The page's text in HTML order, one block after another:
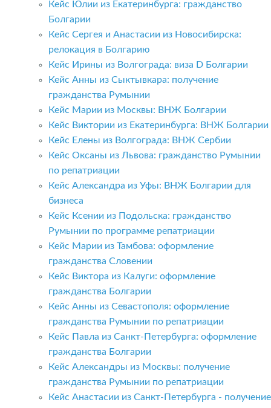
Кейс Юлии из Екатеринбурга: гражданство
Болгарии
Кейс Сергея и Анастасии из Новосибирска:
релокация в Болгарию
Кейс Ирины из Волгограда: виза D Болгарии
Кейс Анны из Сыктывкара: получение
гражданства Румынии
Кейс Марии из Москвы: ВНЖ Болгарии
Кейс Виктории из Екатеринбурга: ВНЖ Болгарии
Кейс Елены из Волгограда: ВНЖ Сербии
Кейс Оксаны из Львова: гражданство Румынии
по репатриации
Кейс Александра из Уфы: ВНЖ Болгарии для
бизнеса
Кейс Ксении из Подольска: гражданство
Румынии по программе репатриации
Кейс Марии из Тамбова: оформление
гражданства Словении
Кейс Виктора из Калуги: оформление
гражданства Болгарии
Кейс Анны из Севастополя: оформление
гражданства Румынии по репатриации
Кейс Павла из Санкт-Петербурга: оформление
гражданства Болгарии
Кейс Александры из Москвы: получение
гражданства Румынии по репатриации
Кейс Анастасии из Санкт-Петербурга - получение